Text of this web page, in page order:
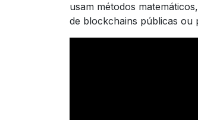
usam métodos
de blockchains públicas ou